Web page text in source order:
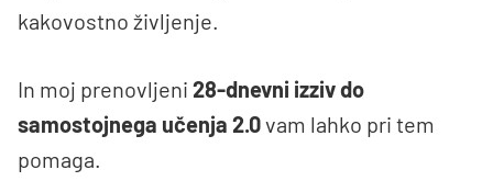
kakovostno življenje.
In moj prenovljeni 28-dnevni izziv do
samostojnega učenja 2.0vam lahko pri tem
pomaga.